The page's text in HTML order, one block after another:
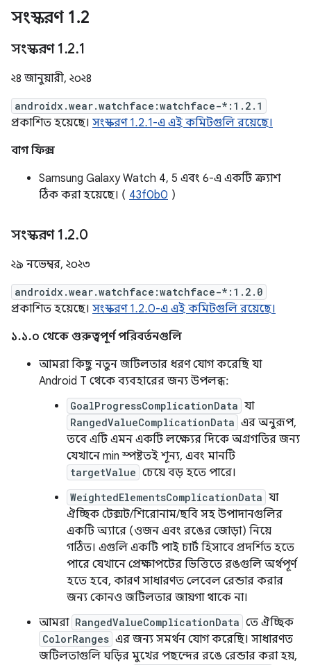
সংস্করণ 1.2
সংস্করণ 1.2.1
২৪ জানুয়ারী, ২০২৪
androidx.wear.watchface:watchface-*:1.2.1
প্রকাশিত হয়েছে। সংস্করণ 1.2.1-এ এই কমিটগুলি রয়েছে।
বাগ ফিক্স
Samsung Galaxy Watch 4, 5 এবং 6-এ একটি ক্র্যাশ
ঠিক করা হয়েছে। ( 43f0b0 )
সংস্করণ 1.2.0
২৯ নভেম্বর, ২০২৩
androidx.wear.watchface:watchface-*:1.2.0
প্রকাশিত হয়েছে। সংস্করণ 1.2.0-এ এই কমিটগুলি রয়েছে।
১.১.০ থেকে গুরুত্বপূর্ণ পরিবর্তনগুলি
আমরা কিছু নতুন জটিলতার ধরণ যোগ করেছি যা
Android T থেকে ব্যবহারের জন্য উপলব্ধ:
GoalProgressComplicationData যা
RangedValueComplicationData এর অনুরূপ,
তবে এটি এমন একটি লক্ষ্যের দিকে অগ্রগতির জন্য
যেখানে min স্পষ্টতই শূন্য, এবং মানটি
targetValue চেয়ে বড় হতে পারে।
WeightedElementsComplicationData যা
ঐচ্ছিক টেক্সট/শিরোনাম/ছবি সহ উপাদানগুলির
একটি অ্যারে (ওজন এবং রঙের জোড়া) নিয়ে
গঠিত। এগুলি একটি পাই চার্ট হিসাবে প্রদর্শিত হতে
পারে যেখানে প্রেক্ষাপটের ভিত্তিতে রঙগুলি অর্থপূর্ণ
হতে হবে, কারণ সাধারণত লেবেল রেন্ডার করার
জন্য কোনও জটিলতার জায়গা থাকে না।
আমরা RangedValueComplicationData তে ঐচ্ছিক
ColorRanges এর জন্য সমর্থন যোগ করেছি। সাধারণত
জটিলতাগুলি ঘড়ির মুখের পছন্দের রঙে রেন্ডার করা হয়,